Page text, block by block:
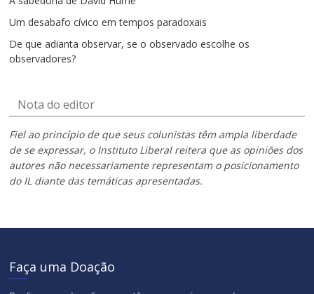
Um desabafo cívico em tempos paradoxais
De que adianta observar, se o observado escolhe os
observadores?
Nota do editor
Fiel ao princípio de que seus colunistas têm ampla liberdade
de se expressar, o Instituto Liberal reitera que as opiniões dos
autores não necessariamente representam o posicionamento
do IL diante das temáticas apresentadas.
Faça uma Doação